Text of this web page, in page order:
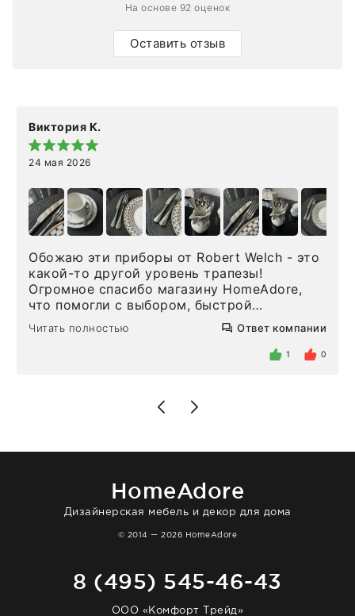
На основе 92 оценок
Оставить отзыв
Виктория К.
24 мая 2026
Обожаю эти приборы от Robert Welch - это
какой-то другой уровень трапезы!
Огромное спасибо магазину HomeAdore,
что помогли с выбором, быстрой
доставкой и высоким сервисом. Один раз
была здесь лично, забирала чайные ложки,
внутри очень много антикварной посуды,
Позже заказывала остальные приборы -
доставили сдэком на следующий день к
отвечает очень быстро. Взаимодействием
Читать полностью Ответ компании
1 0
HomeAdore
Дизайнерская мебель и декор для дома
© 2014 — 2026 HomeAdore
8 (495) 545-46-43
ООО «Комфорт Трейд»